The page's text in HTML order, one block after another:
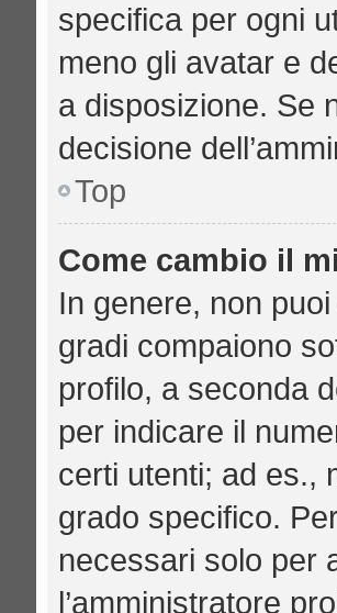
specifica per ogni
meno gli avatar e
a disposizione. Se
decisione
Top
Come cambio il
In genere, non
gradi compaiono
profilo, a seconda
per indicare il
certi utenti; ad es.,
grado specifico.
necessari solo per
l’amministratore